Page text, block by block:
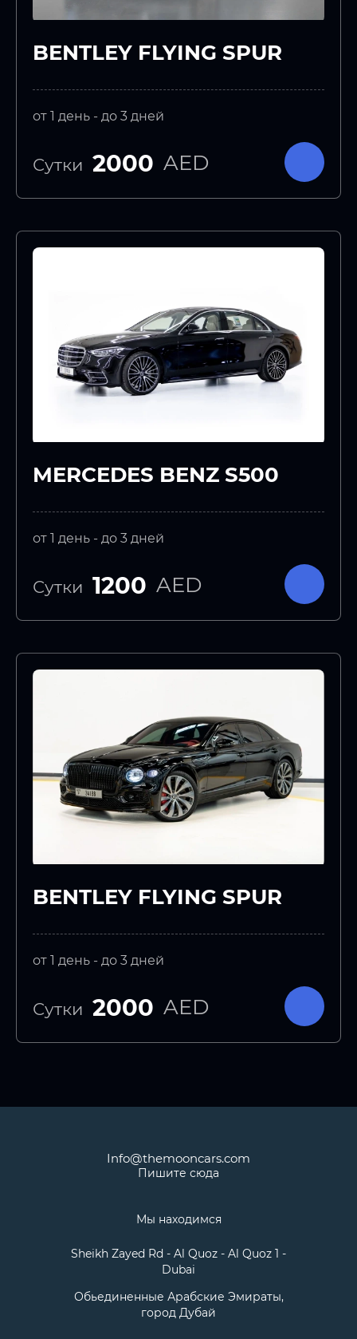
BENTLEY FLYING SPUR
от 1 день - до 3 дней
Сутки 2000 AED
MERCEDES BENZ S500
от 1 день - до 3 дней
Сутки 1200 AED
BENTLEY FLYING SPUR
от 1 день - до 3 дней
Сутки 2000 AED
Мы находимся
Sheikh Zayed Rd - Al Quoz - Al Quoz 1 -
Dubai
Обьединенные Арабские Эмираты,
город Дубай
Пишите сюда
Info@themooncars.com